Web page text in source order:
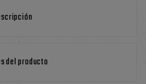
del producto